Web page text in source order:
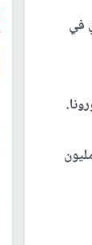
سنوي في
.
العالمي سيكون عند مستوى 90.6 مليون برميل يوميا، بانخفاض مقداره 9.3 مليون